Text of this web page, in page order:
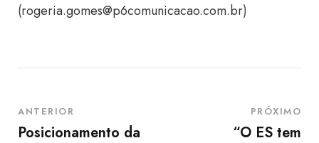
(rogeria.gomes@p6comunicacao.com.br)
ANTERIOR
Posicionamento da
PRÓXIMO
“O ES tem